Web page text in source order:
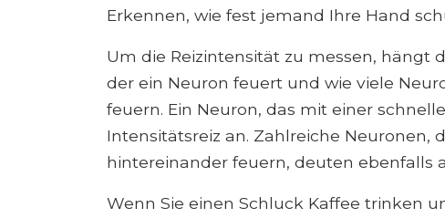
Erkennen, wie fest jemand Ihre Hand
Um die Reizintensität zu messen, hängt
der ein Neuron feuert und wie viele
feuern. Ein Neuron, das mit einer
Intensitätsreiz an. Zahlreiche Neuronen,
hintereinander feuern, deuten ebenfalls
Wenn Sie einen Schluck Kaffee trinken